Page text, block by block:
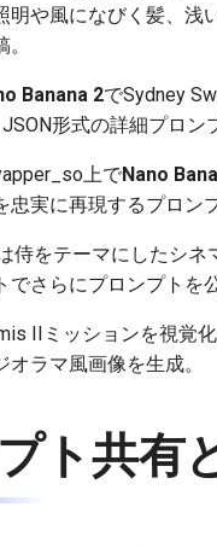
明や風になびく髪、浅
Banana 2でSydney
形式の詳細プロン
上でNano
実に再現するプロン
侍をテーマにしたシネ
でさらにプロンプトを
IIミッションを視覚
ラマ風画像を生成。
ト共有